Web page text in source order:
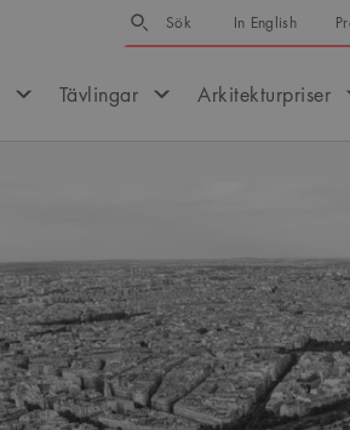
Sök
Sök In English
Tävlingar Arkitekturpriser